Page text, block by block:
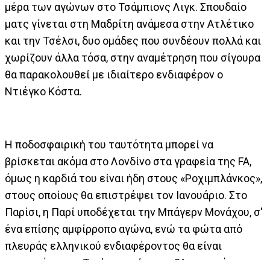
μέρα των αγώνων στο Τσάμπιονς Λιγκ. Σπουδαίο
ματς γίνεται στη Μαδρίτη ανάμεσα στην Ατλέτικο
και την Τσέλσι, δυο ομάδες που συνδέουν πολλά και
χωρίζουν άλλα τόσα, στην αναμέτρηση που σίγουρα
θα παρακολουθεί με ιδιαίτερο ενδιαφέρον ο
Ντιέγκο Κόστα.
Η ποδοσφαιρική του ταυτότητα μπορεί να
βρίσκεται ακόμα στο Λονδίνο στα γραφεία της FA,
όμως η καρδιά του είναι ήδη στους «Ροχιμπλάνκος»,
στους οποίους θα επιστρέψει τον Ιανουάριο. Στο
Παρίσι, η Παρί υποδέχεται την Μπάγερν Μονάχου, σ'
ένα επίσης αμφίρροπο αγώνα, ενώ τα φώτα από
πλευράς ελληνικού ενδιαφέροντος θα είναι